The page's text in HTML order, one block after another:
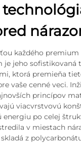
každého premium
jeho sofistikovaná
ktorá premieňa
vaše cenné veci.
princípov
viacvrstvovú
energiu po celej
v miestach
z